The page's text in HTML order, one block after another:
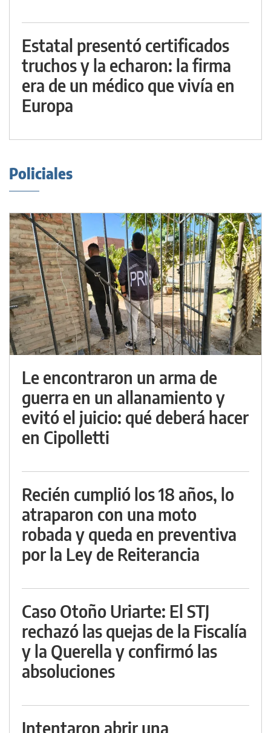
Estatal presentó certificados
truchos y la echaron: la firma
era de un médico que vivía en
Europa
Policiales
Le encontraron un arma de
guerra en un allanamiento y
evitó el juicio: qué deberá hacer
en Cipolletti
Recién cumplió los 18 años, lo
atraparon con una moto
robada y queda en preventiva
por la Ley de Reiterancia
Caso Otoño Uriarte: El STJ
rechazó las quejas de la Fiscalía
y la Querella y confirmó las
absoluciones
Intentaron abrir una